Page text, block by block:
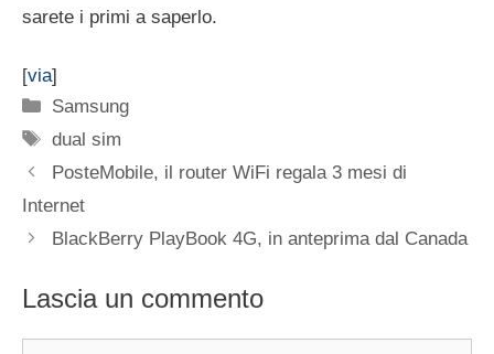
sarete i primi a saperlo.
[via]
Categorie
Samsung
Tag
dual sim
PosteMobile, il router WiFi regala 3 mesi di
Internet
BlackBerry PlayBook 4G, in anteprima dal Canada
Lascia un commento